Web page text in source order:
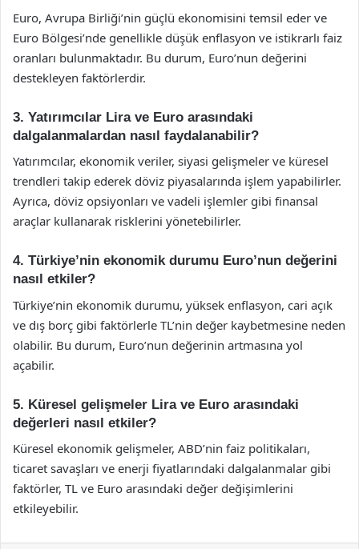
Euro, Avrupa Birliği’nin güçlü ekonomisini temsil eder ve
Euro Bölgesi’nde genellikle düşük enflasyon ve istikrarlı faiz
oranları bulunmaktadır. Bu durum, Euro’nun değerini
destekleyen faktörlerdir.
3. Yatırımcılar Lira ve Euro arasındaki
dalgalanmalardan nasıl faydalanabilir?
Yatırımcılar, ekonomik veriler, siyasi gelişmeler ve küresel
trendleri takip ederek döviz piyasalarında işlem yapabilirler.
Ayrıca, döviz opsiyonları ve vadeli işlemler gibi finansal
araçlar kullanarak risklerini yönetebilirler.
4. Türkiye’nin ekonomik durumu Euro’nun değerini
nasıl etkiler?
Türkiye’nin ekonomik durumu, yüksek enflasyon, cari açık
ve dış borç gibi faktörlerle TL’nin değer kaybetmesine neden
olabilir. Bu durum, Euro’nun değerinin artmasına yol
açabilir.
5. Küresel gelişmeler Lira ve Euro arasındaki
değerleri nasıl etkiler?
Küresel ekonomik gelişmeler, ABD’nin faiz politikaları,
ticaret savaşları ve enerji fiyatlarındaki dalgalanmalar gibi
faktörler, TL ve Euro arasındaki değer değişimlerini
etkileyebilir.